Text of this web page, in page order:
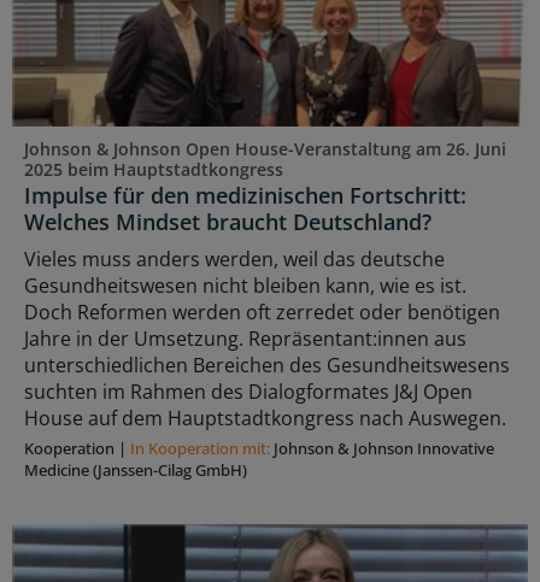
Johnson & Johnson Open House-Veranstaltung am 26. Juni
2025 beim Hauptstadtkongress
Impulse für den medizinischen Fortschritt:
Welches Mindset braucht Deutschland?
Vieles muss anders werden, weil das deutsche
Gesundheitswesen nicht bleiben kann, wie es ist.
Doch Reformen werden oft zerredet oder benötigen
Jahre in der Umsetzung. Repräsentant:innen aus
unterschiedlichen Bereichen des Gesundheitswesens
suchten im Rahmen des Dialogformates J&J Open
House auf dem Hauptstadtkongress nach Auswegen.
Kooperation | In Kooperation mit: Johnson & Johnson Innovative
Medicine (Janssen-Cilag GmbH)